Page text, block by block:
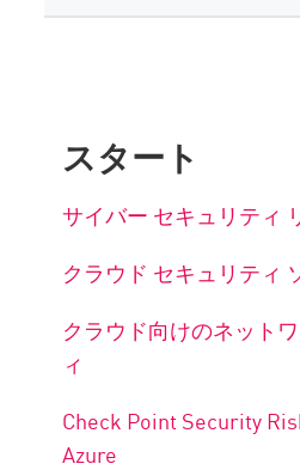
スタート
サイバー セキュリティ
クラウド セキュリティ
クラウド向けのネット
ィ
Check Point Security
Azure